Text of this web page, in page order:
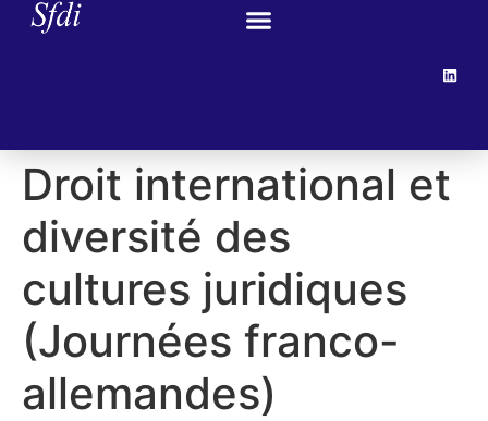
Droit international et
diversité des
cultures juridiques
(Journées franco-
allemandes)